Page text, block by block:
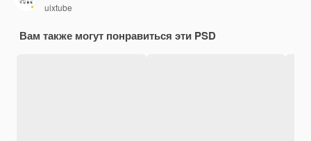
uixtube
Вам также могут понравиться эти PSD